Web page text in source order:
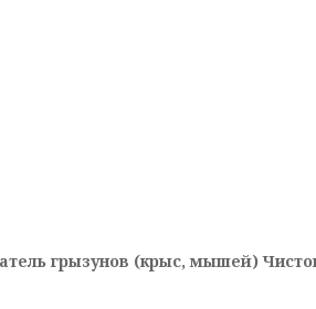
грызунов (крыс, мышей)